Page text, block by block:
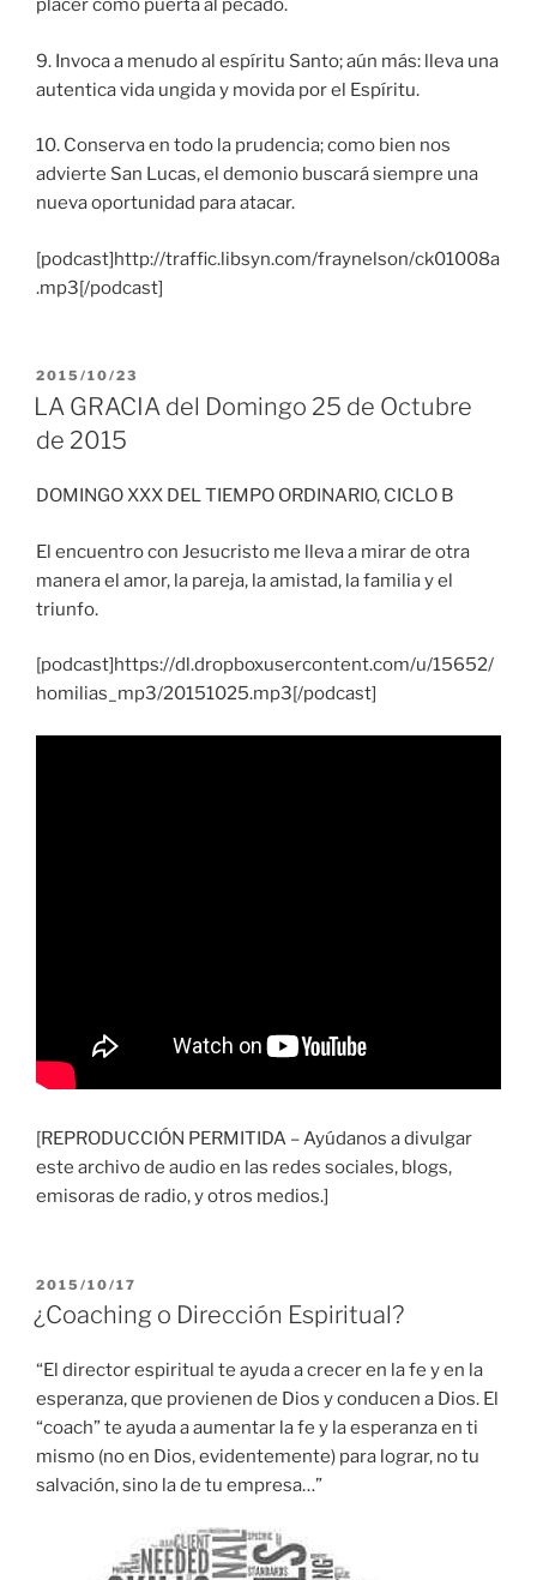
placer como puerta al pecado.
9. Invoca a menudo al espíritu Santo; aún más: lleva una
autentica vida ungida y movida por el Espíritu.
10. Conserva en todo la prudencia; como bien nos
advierte San Lucas, el demonio buscará siempre una
nueva oportunidad para atacar.
[podcast]http://traffic.libsyn.com/fraynelson/ck01008a
.mp3[/podcast]
PUBLICADO
EL
2015/10/23
LA GRACIA del Domingo 25 de Octubre
de 2015
DOMINGO XXX DEL TIEMPO ORDINARIO, CICLO B
El encuentro con Jesucristo me lleva a mirar de otra
manera el amor, la pareja, la amistad, la familia y el
triunfo.
[podcast]https://dl.dropboxusercontent.com/u/15652/
homilias_mp3/20151025.mp3[/podcast]
[REPRODUCCIÓN PERMITIDA – Ayúdanos a divulgar
este archivo de audio en las redes sociales, blogs,
emisoras de radio, y otros medios.]
PUBLICADO
EL
2015/10/17
¿Coaching o Dirección Espiritual?
“El director espiritual te ayuda a crecer en la fe y en la
esperanza, que provienen de Dios y conducen a Dios. El
“coach” te ayuda a aumentar la fe y la esperanza en ti
mismo (no en Dios, evidentemente) para lograr, no tu
salvación, sino la de tu empresa…”